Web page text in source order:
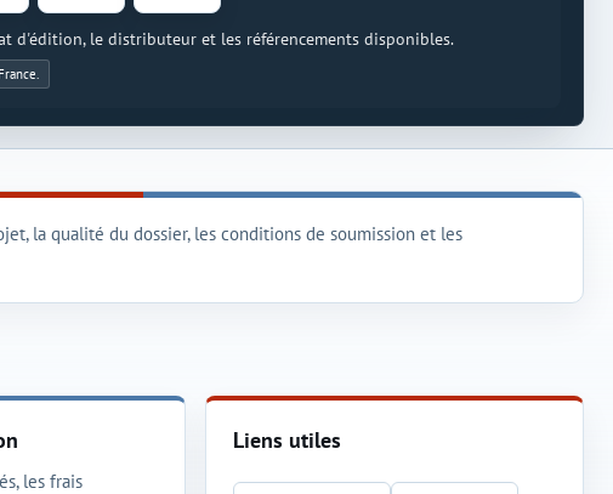
d'édition, le distributeur et les référencements disponibles.
la qualité du dossier, les conditions de soumission et les
les frais
Liens utiles